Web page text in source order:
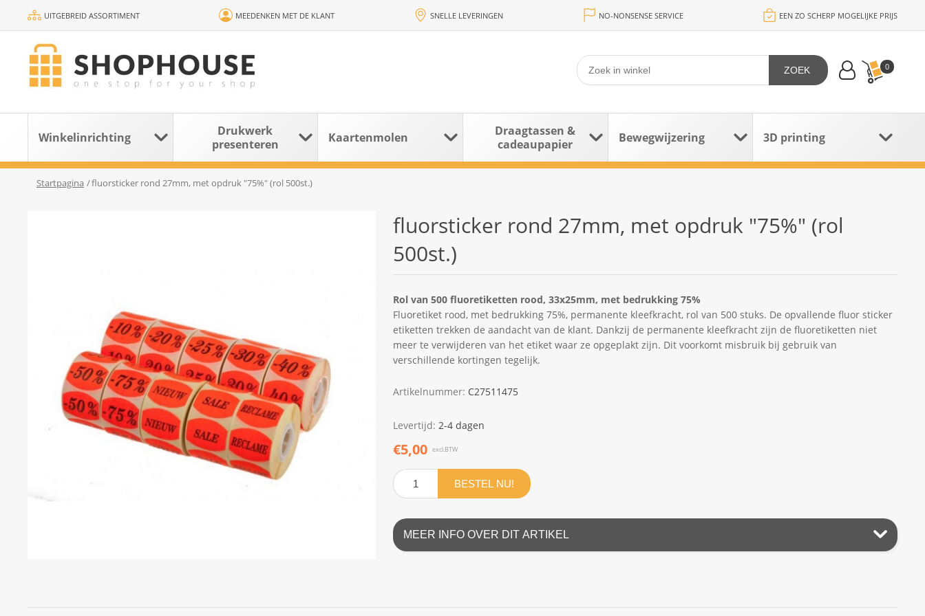
UITGEBREID ASSORTIMENT MEEDENKEN MET DE KLANT SNELLE LEVERINGEN NO-NONSENSE SERVICE EEN ZO SCHERP MOGELIJKE PRIJS
0
ZOEK
Winkelinrichting
Drukwerk
presenteren
Kaartenmolen
Draagtassen &
cadeaupapier
Bewegwijzering 3D printing
Startpagina /fluorsticker rond 27mm, met opdruk "75%" (rol 500st.)
fluorsticker rond 27mm, met opdruk "75%" (rol
500st.)
Rol van 500 fluoretiketten rood, 33x25mm, met bedrukking 75%
Fluoretiket rood, met bedrukking 75%, permanente kleefkracht, rol van 500 stuks. De opvallende fluor sticker
etiketten trekken de aandacht van de klant. Dankzij de permanente kleefkracht zijn de fluoretiketten niet
meer te verwijderen van het etiket waar ze opgeplakt zijn. Dit voorkomt misbruik bij gebruik van
verschillende kortingen tegelijk.
Artikelnummer: C27511475
Levertijd: 2-4 dagen
€5,00 excl.BTW
BESTEL NU!
MEER INFO OVER DIT ARTIKEL